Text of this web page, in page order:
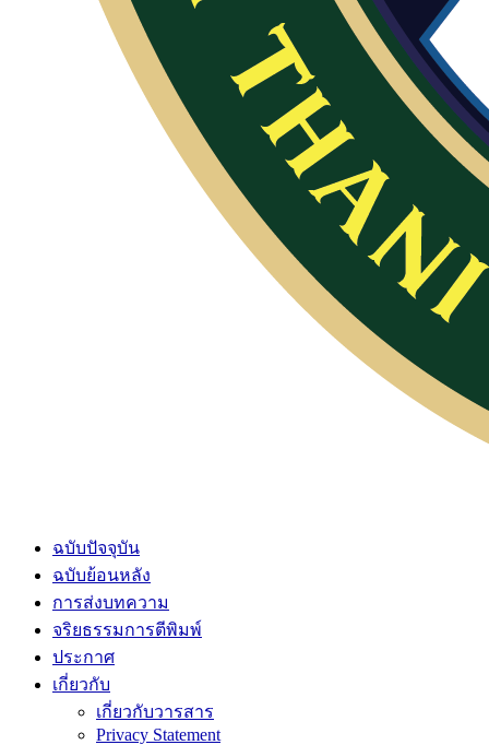
ฉบับปัจจุบัน
ฉบับย้อนหลัง
การส่งบทความ
จริยธรรมการตีพิมพ์
ประกาศ
เกี่ยวกับ
เกี่ยวกับวารสาร
Privacy Statement